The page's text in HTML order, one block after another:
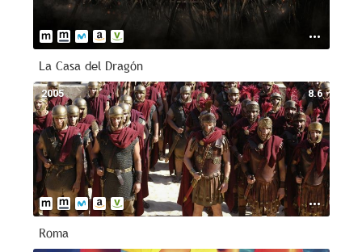
La Casa del Dragón
8.6
2005
Roma